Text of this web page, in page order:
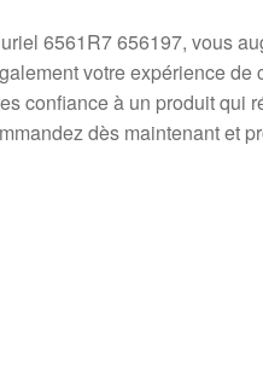
6561R7 656197, vous
votre expérience de
confiance à un produit qui
dès maintenant et